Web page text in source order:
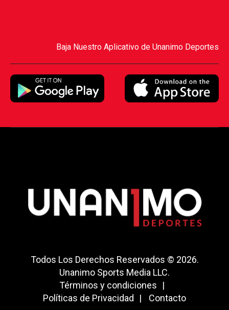
Baja Nuestro Aplicativo de Unanimo Deportes
Todos Los Derechos Reservados © 2026.
Unanimo Sports Media LLC.
Términos y condiciones
Políticas de Privacidad
Contacto